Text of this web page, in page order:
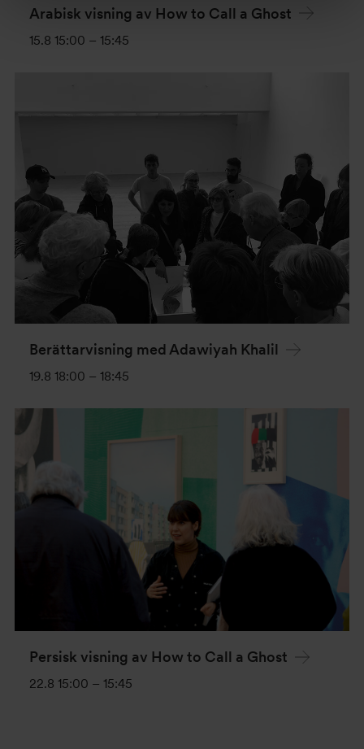
Arabisk visning av How to Call a Ghost
15.8 15:00 – 15:45
Berättarvisning med Adawiyah Khalil
19.8 18:00 – 18:45
Persisk visning av How to Call a Ghost
22.8 15:00 – 15:45